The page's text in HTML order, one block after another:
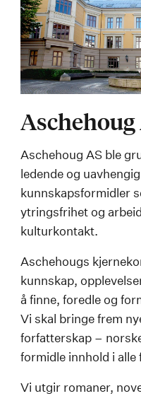
Aschehoug
Aschehoug AS ble
ledende og
kunnskapsformidler
ytringsfrihet og
kulturkontakt.
Aschehougs
kunnskap,
å finne, foredle og
Vi skal bringe frem
forfatterskap –
formidle innhold i alle
Vi utgir romaner,